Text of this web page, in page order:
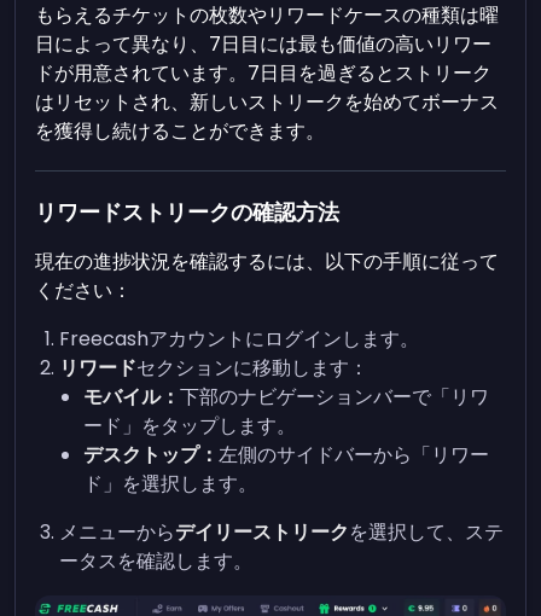
もらえるチケットの枚数やリワードケースの種類は曜
日によって異なり、7日目には最も価値の高いリワー
ドが用意されています。7日目を過ぎるとストリーク
はリセットされ、新しいストリークを始めてボーナス
を獲得し続けることができます。
リワードストリークの確認方法
現在の進捗状況を確認するには、以下の手順に従って
ください：
Freecashアカウントにログインします。
リワードセクションに移動します：
モバイル：下部のナビゲーションバーで「リワ
ード」をタップします。
デスクトップ：左側のサイドバーから「リワー
ド」を選択します。
メニューからデイリーストリークを選択して、ステ
ータスを確認します。